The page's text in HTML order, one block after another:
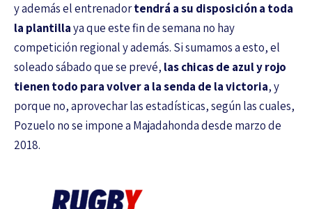
y además el entrenadortendrá a su disposición a toda
la plantillaya que este fin de semana no hay
competición regional y además. Si sumamos a esto, el
soleado sábado que se prevé, las chicas de azul y rojo
tienen todo para volver a la senda de la victoria, y
porque no, aprovechar las estadísticas, según las cuales,
Pozuelo no se impone a Majadahonda desde marzo de
2018.